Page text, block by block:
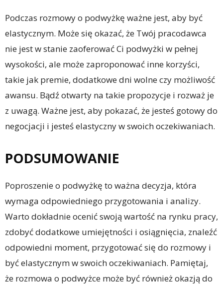
Podczas rozmowy o podwyżkę ważne jest, aby być
elastycznym. Może się okazać, że Twój pracodawca
nie jest w stanie zaoferować Ci podwyżki w pełnej
wysokości, ale może zaproponować inne korzyści,
takie jak premie, dodatkowe dni wolne czy możliwość
awansu. Bądź otwarty na takie propozycje i rozważ je
z uwagą. Ważne jest, aby pokazać, że jesteś gotowy do
negocjacji i jesteś elastyczny w swoich oczekiwaniach.
PODSUMOWANIE
Poproszenie o podwyżkę to ważna decyzja, która
wymaga odpowiedniego przygotowania i analizy.
Warto dokładnie ocenić swoją wartość na rynku pracy,
zdobyć dodatkowe umiejętności i osiągnięcia, znaleźć
odpowiedni moment, przygotować się do rozmowy i
być elastycznym w swoich oczekiwaniach. Pamiętaj,
że rozmowa o podwyżce może być również okazją do